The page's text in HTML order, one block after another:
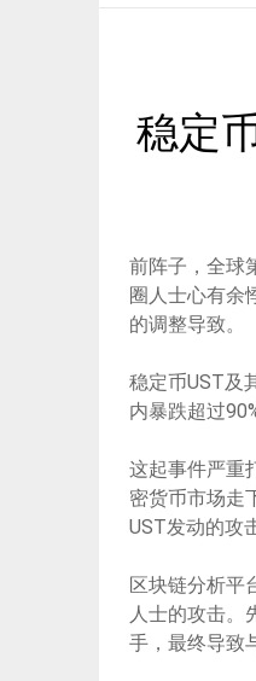
稳定
前阵子，全球
圈人士心有余
的调整导致。
稳定币UST及
内暴跌超过
这起事件严重
密货币市场走
UST发动的攻
区块链分析平
人士的攻击。
手，最终导致